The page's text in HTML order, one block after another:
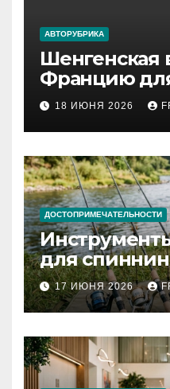
АВТОРУБРИКА
Шенгенская
Францию
2026 году:
и список
документов
18 ИЮНЯ 2026
ДОСТОПРИМЕЧАТЕЛЬНОСТИ
для
рыбалки:
типы
17 ИЮНЯ 2026